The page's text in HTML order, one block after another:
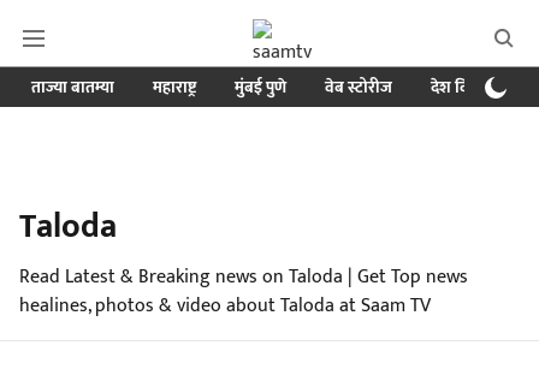
ताज्या बातम्या महाराष्ट्र मुंबई पुणे वेब स्टोरीज देश विदेश
Taloda
Read Latest & Breaking news on Taloda | Get Top news
healines, photos & video about Taloda at Saam TV